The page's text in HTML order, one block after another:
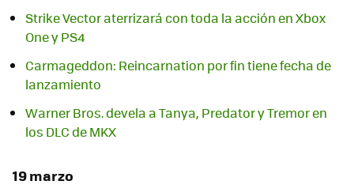
Strike Vector aterrizará con toda la acción en Xbox
One y PS4
Carmageddon: Reincarnation por fin tiene fecha de
lanzamiento
Warner Bros. devela a Tanya, Predator y Tremor en
los DLC de MKX
19 marzo